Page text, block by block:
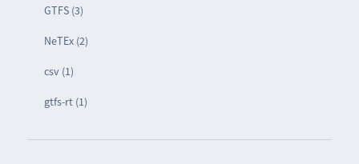
GTFS (3)
NeTEx (2)
csv (1)
gtfs-rt (1)